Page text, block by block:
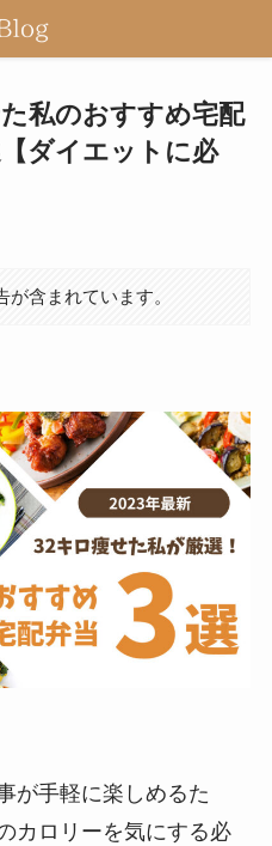
私のおすすめ宅配
ダイエットに必
含まれています。
が手軽に楽しめるた
カロリーを気にする必